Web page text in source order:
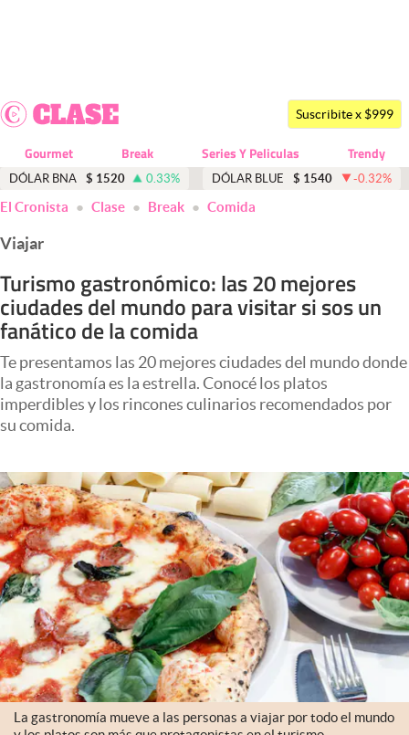
Dólar
Economía y Política
Finanzas y Mercados
Mercados Online
Negocios
Columnistas
Apertura
Infotechnology
Clima
Mundial 2026
Eventos Corporativos
El Cronista Studio
Mediakit
abre en nueva pestaña
Argentina
Suscribite x $999
Gourmet Break Series Y Peliculas Trendy
DÓLAR BNA $ 1520 0.33% DÓLAR BLUE $ 1540 -0.32%
El Cronista Clase Break Comida
Viajar
Turismo gastronómico: las 20 mejores
ciudades del mundo para visitar si sos un
fanático de la comida
Te presentamos las 20 mejores ciudades del mundo donde
la gastronomía es la estrella. Conocé los platos
imperdibles y los rincones culinarios recomendados por
su comida.
La gastronomía mueve a las personas a viajar por todo el mundo